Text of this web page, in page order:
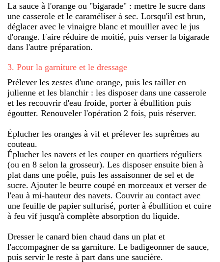
La sauce à l'orange ou "bigarade" : mettre le sucre dans
une casserole et le caraméliser à sec. Lorsqu'il est brun,
déglacer avec le vinaigre blanc et mouiller avec le jus
d'orange. Faire réduire de moitié, puis verser la bigarade
dans l'autre préparation.
3. Pour la garniture et le dressage
Prélever les zestes d'une orange, puis les tailler en
julienne et les blanchir : les disposer dans une casserole
et les recouvrir d'eau froide, porter à ébullition puis
égoutter. Renouveler l'opération 2 fois, puis réserver.
Éplucher les oranges à vif et prélever les suprêmes au
couteau.
Éplucher les navets et les couper en quartiers réguliers
(ou en 8 selon la grosseur). Les disposer ensuite bien à
plat dans une poêle, puis les assaisonner de sel et de
sucre. Ajouter le beurre coupé en morceaux et verser de
l'eau à mi-hauteur des navets. Couvrir au contact avec
une feuille de papier sulfurisé, porter à ébullition et cuire
à feu vif jusqu'à complète absorption du liquide.
Dresser le canard bien chaud dans un plat et
l'accompagner de sa garniture. Le badigeonner de sauce,
puis servir le reste à part dans une saucière.